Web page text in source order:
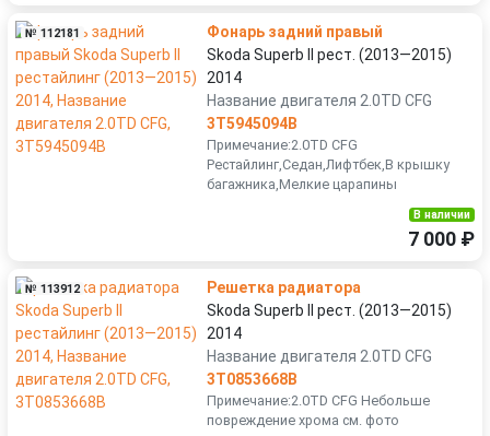
№ 112181
Фонарь задний правый
Skoda Superb II рест. (2013—2015)
2014
Название двигателя 2.0TD CFG
3T5945094B
Примечание:2.0TD CFG
Рестайлинг,Седан,Лифтбек,В крышку
багажника,Мелкие царапины
В наличии
7 000 ₽
№ 113912
Решетка радиатора
Skoda Superb II рест. (2013—2015)
2014
Название двигателя 2.0TD CFG
3T0853668B
Примечание:2.0TD CFG Небольше
повреждение хрома см. фото